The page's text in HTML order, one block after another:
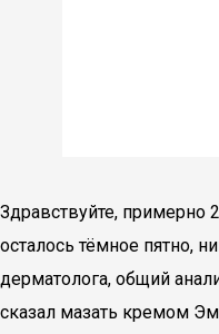
Здравствуйте, примерно
осталось тёмное пятно,
дерматолога, общий
сказал мазать кремом